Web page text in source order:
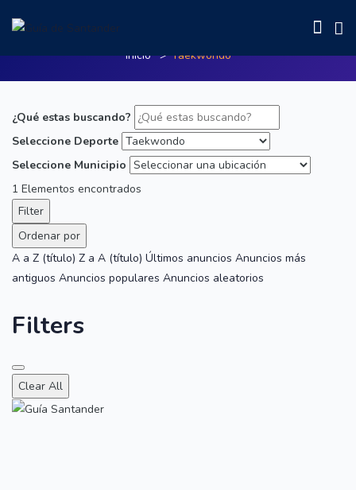
Inicio Taekwondo
¿Qué estas buscando?
Seleccione Deporte
Seleccione Municipio
1 Elementos encontrados
Filter
Ordenar por
A a Z (título) Z a A (título) Últimos anuncios Anuncios más
antiguos Anuncios populares Anuncios aleatorios
Filters
Clear All